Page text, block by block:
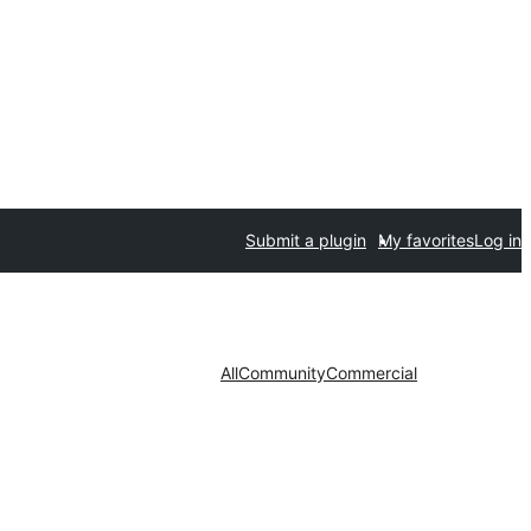
Submit a plugin My favoritesLog in
AllCommunityCommercial